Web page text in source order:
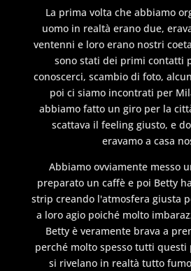
La prima volta che abbiamo
uomo in realtà erano due,
ventenni e loro erano nostri
sono stati dei primi contatti
conoscerci, scambio di foto,
poi ci siamo incontrati per
abbiamo fatto un giro per la
scattava il feeling giusto, e
eravamo a casa
Abbiamo ovviamente messo
preparato un caffè e poi Betty
strip creando l'atmosfera giusta
a loro agio poiché molto
Betty è veramente brava a
perché molto spesso tutti
si rivelano in realtà tutto